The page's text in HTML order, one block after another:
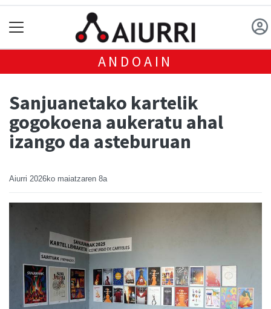
ANDOAIN
Sanjuanetako kartelik
gogokoena aukeratu ahal
izango da asteburuan
Aiurri 2026ko maiatzaren 8a